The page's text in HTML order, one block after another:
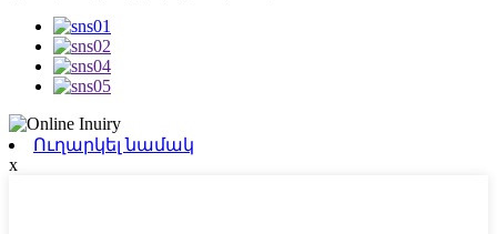
Ուղարկել նամակ
x